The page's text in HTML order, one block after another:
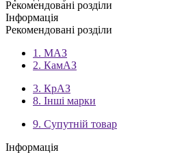
Рекомендовані розділи
Інформація
Рекомендовані розділи
1. МАЗ
2. КамАЗ
3. КрАЗ
8. Інші марки
9. Супутній товар
Інформація